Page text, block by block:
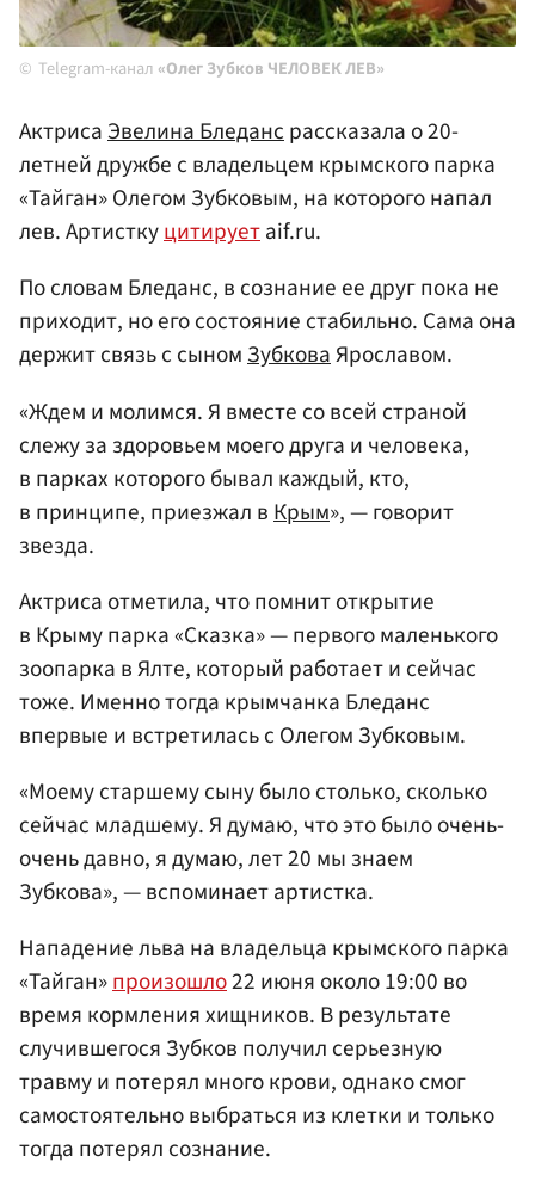
Telegram-канал «Олег Зубков ЧЕЛОВЕК ЛЕВ»
АктрисаЭвелина Бледансрассказала о 20-
летней дружбе с владельцем крымского парка
«Тайган» Олегом Зубковым, на которого напал
лев. Артисткуцитируетaif.ru.
По словам Бледанс, в сознание ее друг пока не
приходит, но его состояние стабильно. Сама она
держит связь с сыномЗубковаЯрославом.
«Ждем и молимся. Я вместе со всей страной
слежу за здоровьем моего друга и человека,
в парках которого бывал каждый, кто,
в принципе, приезжал в Крым», — говорит
звезда.
Актриса отметила, что помнит открытие
в Крыму парка «Сказка» — первого маленького
зоопарка в Ялте, который работает и сейчас
тоже. Именно тогда крымчанка Бледанс
впервые и встретилась с Олегом Зубковым.
«Моему старшему сыну было столько, сколько
сейчас младшему. Я думаю, что это было очень-
очень давно, я думаю, лет 20 мы знаем
Зубкова», — вспоминает артистка.
Нападение льва на владельца крымского парка
«Тайган»произошло22 июня около 19:00 во
время кормления хищников. В результате
случившегося Зубков получил серьезную
травму и потерял много крови, однако смог
самостоятельно выбраться из клетки и только
тогда потерял сознание.